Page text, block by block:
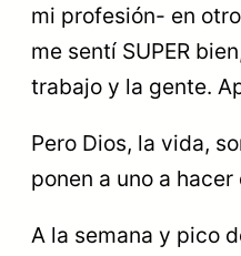
mi profesión- en
me sentí SUPER
trabajo y la gente.
Pero Dios, la vida,
ponen a uno a
A la semana y pico